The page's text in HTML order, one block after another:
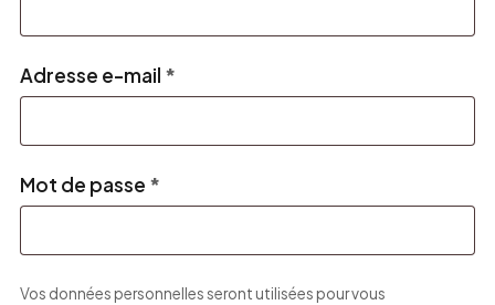
Adresse e-mail *
Mot de passe *
Vos données personnelles seront utilisées pour vous